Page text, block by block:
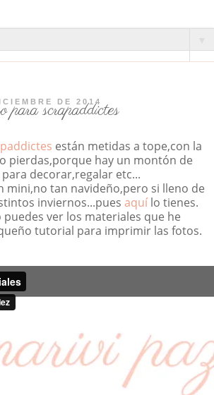
DE 2014
para scrapaddictes
están metidas a tope,con la
pierdas,porque hay un montón de
para decorar,regalar etc...
mini,no tan navideño,pero si lleno de
inviernos...pues aquílo tienes.
puedes ver los materiales que he
tutorial para imprimir las fotos.